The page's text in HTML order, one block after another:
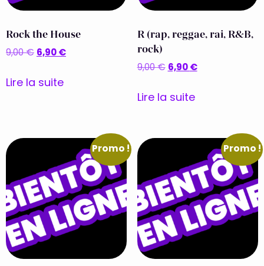
Rock the House
9,00€6,90€
Lire la suite
R (rap, reggae, rai, R&B,
rock)
9,00€6,90€
Lire la suite
Promo ! Promo !